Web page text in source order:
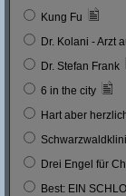
Kung Fu
Dr. Kolani - Arzt
Dr. Stefan Frank
6 in the city
Hart aber
Drei Engel für
Best: EIN